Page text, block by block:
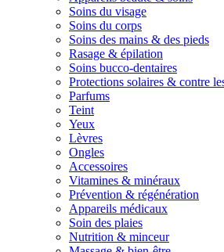
Soins du visage
Soins du corps
Soins des mains & des pieds
Rasage & épilation
Soins bucco-dentaires
Protections solaires & contre
Parfums
Teint
Yeux
Lèvres
Ongles
Accessoires
Vitamines & minéraux
Prévention & régénération
Appareils médicaux
Soin des plaies
Nutrition & minceur